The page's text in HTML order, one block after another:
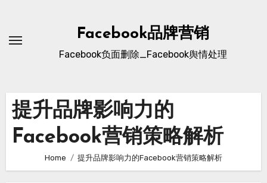
content
Facebook品牌营销
Facebook负面删除_Facebook舆情处理
提升品牌影响力的
Facebook营销策略解析
Home 提升品牌影响力的Facebook营销策略解析